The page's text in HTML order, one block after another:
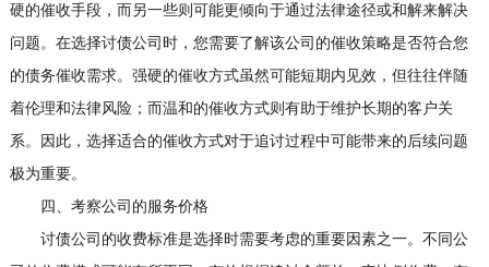
硬的催收手段，而另一些则可能更倾向于通过法律途径或和解来解决
问题。在选择讨债公司时，您需要了解该公司的催收策略是否符合您
的债务催收需求。强硬的催收方式虽然可能短期内见效，但往往伴随
着伦理和法律风险；而温和的催收方式则有助于维护长期的客户关
系。因此，选择适合的催收方式对于追讨过程中可能带来的后续问题
极为重要。
四、考察公司的服务价格
讨债公司的收费标准是选择时需要考虑的重要因素之一。不同公